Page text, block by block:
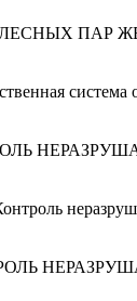
ПАР